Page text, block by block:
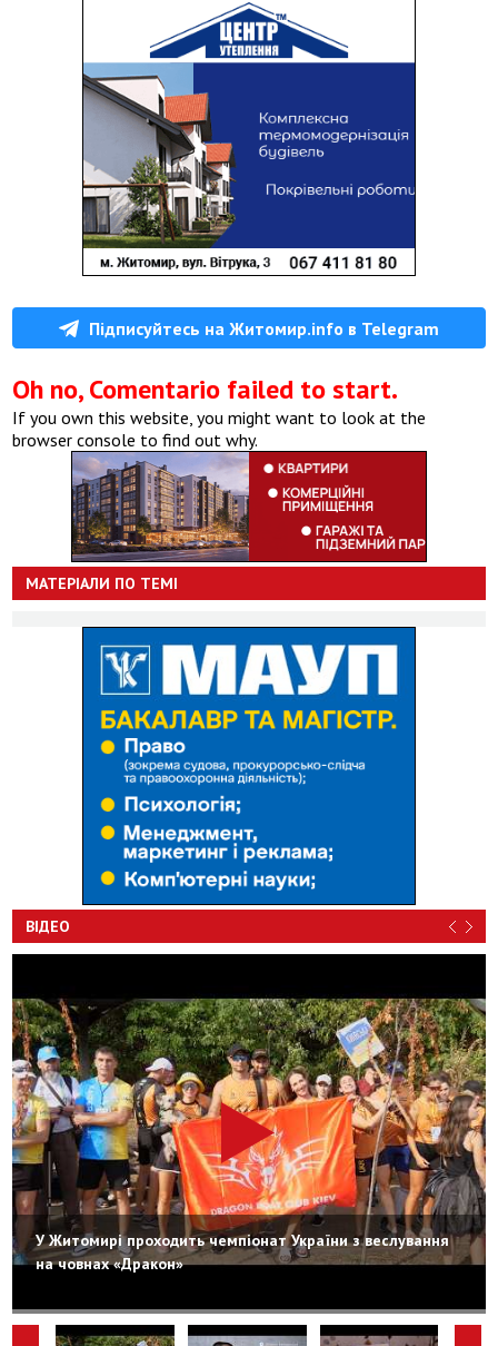
Підписуйтесь на Житомир.info в Telegram
Oh no, Comentario failed to start.
If you own this website, you might want to look at the
browser console to find out why.
МАТЕРІАЛИ ПО ТЕМІ
ВІДЕО
У Житомирі проходить чемпіонат України з веслування
на човнах «Дракон»